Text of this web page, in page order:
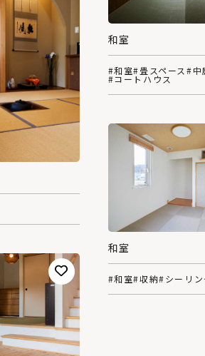
和室
#和室#畳スペース #中
#コートハウス
和室
#和室#収納#シーリ